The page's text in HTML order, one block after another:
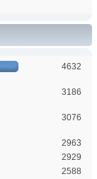
4632
3186
3076
2963
2929
2588